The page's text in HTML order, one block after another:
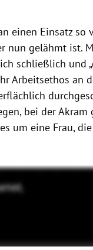
einen Einsatz so
gelähmt ist.
schließlich und
Arbeitsethos an
bei der Akram
um eine Frau,